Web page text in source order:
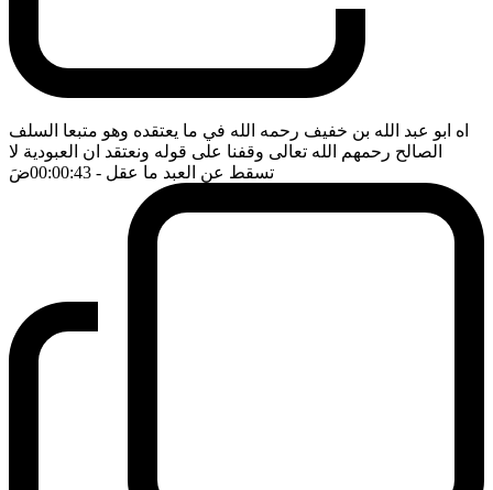
اه ابو عبد الله بن خفيف رحمه الله في ما يعتقده وهو متبعا السلف
الصالح رحمهم الله تعالى وقفنا على قوله ونعتقد ان العبودية لا
تسقط عن العبد ما عقل - 00:00:43 ضَ